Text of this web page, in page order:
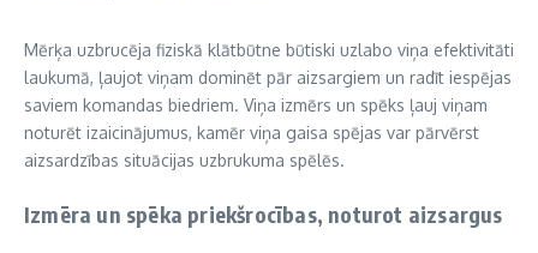
Mērķa uzbrucēja fiziskā klātbūtne būtiski uzlabo viņa efektivitāti
laukumā, ļaujot viņam dominēt pār aizsargiem un radīt iespējas
saviem komandas biedriem. Viņa izmērs un spēks ļauj viņam
noturēt izaicinājumus, kamēr viņa gaisa spējas var pārvērst
aizsardzības situācijas uzbrukuma spēlēs.
Izmēra un spēka priekšrocības, noturot aizsargus